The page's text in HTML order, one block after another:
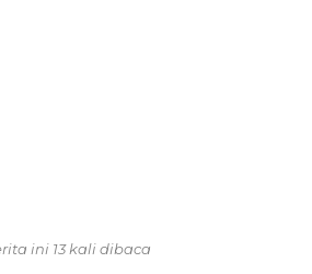
ini 13 kali dibaca